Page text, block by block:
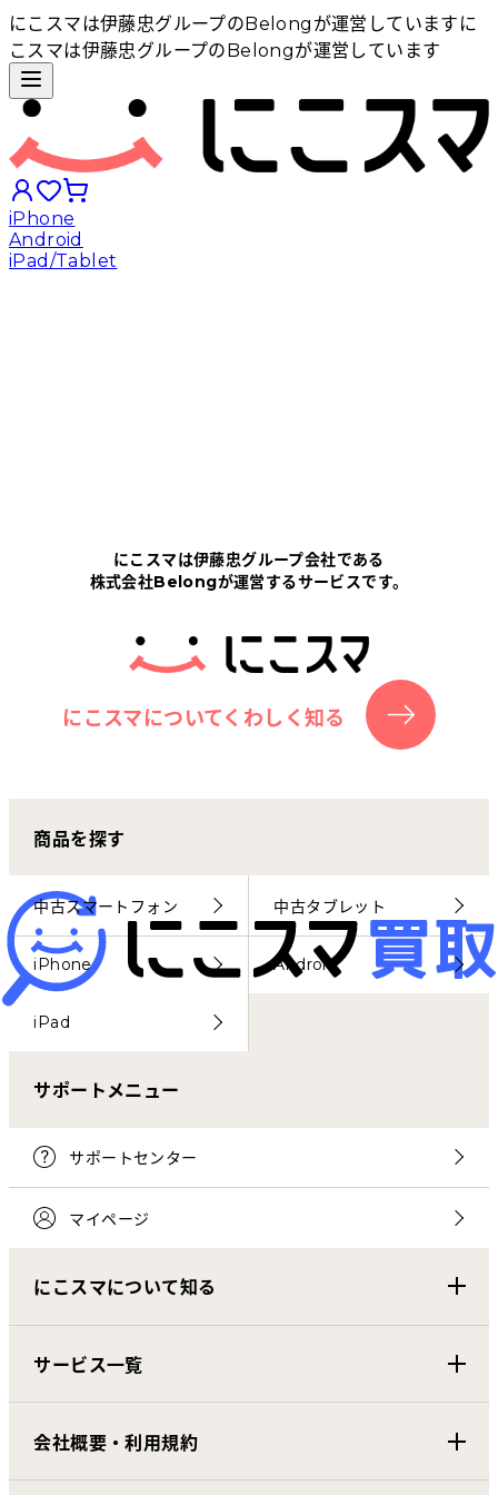
にこスマは伊藤忠グループのBelongが運営しています に
こスマは伊藤忠グループのBelongが運営しています
iPhone
Android
iPad/Tablet
にこスマについて
サポートセンター
お客さまの声
にこスマ通信
マイページ
にこスマは伊藤忠グループ会社である
株式会社Belongが運営するサービスです。
にこスマについてくわしく知る
商品を探す
中古スマートフォン 中古タブレット
iPhone Android
iPad
サポートメニュー
サポートセンター
マイページ
にこスマについて知る
サービス一覧
会社概要・利用規約